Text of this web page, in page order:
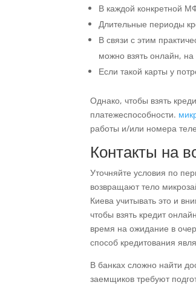
В каждой конкретной
Длительные периоды
В связи с этим
можно взять онлайн, на
Если такой карты у
Однако, чтобы взять
платежеспособности.
работы и/или номера
Контакты на
Уточняйте условия по
возвращают тело
Киева учитывать это и
чтобы взять кредит
время на ожидание в
способ кредитования
В банках сложно найти
заемщиков требуют